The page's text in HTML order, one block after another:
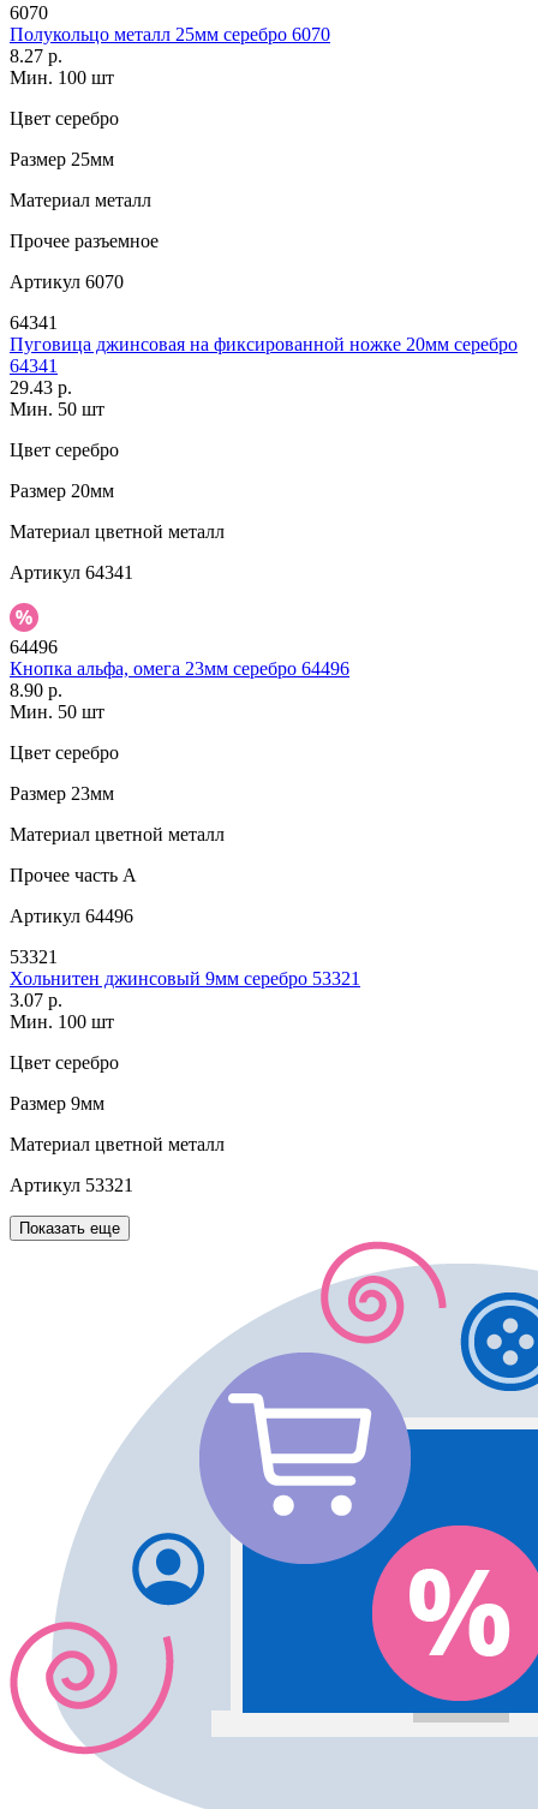
6070
Полукольцо металл 25мм серебро 6070
8.27 р.
Мин. 100 шт
Цвет серебро
Размер 25мм
Материал металл
Прочее разъемное
Артикул 6070
64341
Пуговица джинсовая на фиксированной ножке 20мм серебро
64341
29.43 р.
Мин. 50 шт
Цвет серебро
Размер 20мм
Материал цветной металл
Артикул 64341
64496
Кнопка альфа, омега 23мм серебро 64496
8.90 р.
Мин. 50 шт
Цвет серебро
Размер 23мм
Материал цветной металл
Прочее часть A
Артикул 64496
53321
Хольнитен джинсовый 9мм серебро 53321
3.07 р.
Мин. 100 шт
Цвет серебро
Размер 9мм
Материал цветной металл
Артикул 53321
Показать еще